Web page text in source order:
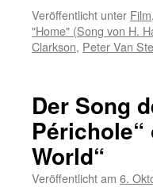
Veröffentlicht unter Film,
"Home" (Song von H.
Clarkson, Peter Van
Der Song
Périchole“
World“
Veröffentlicht am 6.